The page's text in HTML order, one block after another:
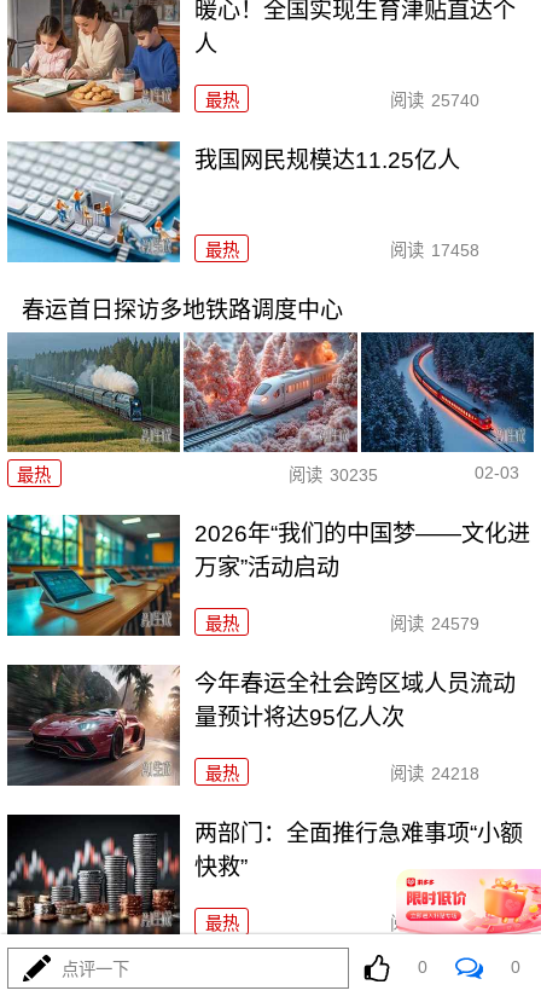
暖心！全国实现生育津贴直达个
人
最热 阅读 25740
我国网民规模达11.25亿人
最热 阅读 17458
春运首日探访多地铁路调度中心
最热 阅读 30235 02-03
2026年“我们的中国梦——文化进
万家”活动启动
最热 阅读 24579
今年春运全社会跨区域人员流动
量预计将达95亿人次
最热 阅读 24218
两部门：全面推行急难事项“小额
快救”
最热 阅读 21017
近7亿！2025年出入境人次创历
点评一下 0 0